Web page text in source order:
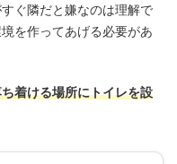
ぐ隣だと嫌なのは理解で
を作ってあげる必要があ
着ける場所にトイレを設